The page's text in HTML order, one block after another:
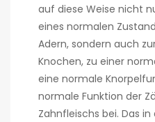
auf diese Weise nicht
eines normalen
Adern, sondern auch
Knochen, zu einer
eine normale
normale Funktion der
Zahnfleischs bei. Das in